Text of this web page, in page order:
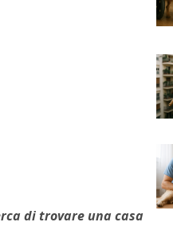
di trovare una casa